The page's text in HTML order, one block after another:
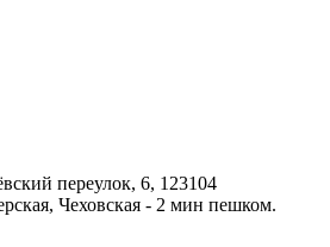
переулок, 6, 123104
Чеховская - 2 мин пешком.